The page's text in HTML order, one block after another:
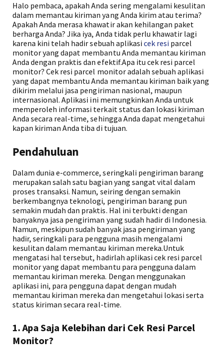
Halo pembaca, apakah Anda sering mengalami kesulitan
dalam memantau kiriman yang Anda kirim atau terima?
Apakah Anda merasa khawatir akan kehilangan paket
berharga Anda? Jika iya, Anda tidak perlu khawatir lagi
karena kini telah hadir sebuah aplikasi cek resi parcel
monitor yang dapat membantu Anda memantau kiriman
Anda dengan praktis dan efektif.Apa itu cek resi parcel
monitor? Cek resi parcel monitor adalah sebuah aplikasi
yang dapat membantu Anda memantau kiriman baik yang
dikirim melalui jasa pengiriman nasional, maupun
internasional. Aplikasi ini memungkinkan Anda untuk
memperoleh informasi terkait status dan lokasi kiriman
Anda secara real-time, sehingga Anda dapat mengetahui
kapan kiriman Anda tiba di tujuan.
Pendahuluan
Dalam dunia e-commerce, seringkali pengiriman barang
merupakan salah satu bagian yang sangat vital dalam
proses transaksi. Namun, seiring dengan semakin
berkembangnya teknologi, pengiriman barang pun
semakin mudah dan praktis. Hal ini terbukti dengan
banyaknya jasa pengiriman yang sudah hadir di Indonesia.
Namun, meskipun sudah banyak jasa pengiriman yang
hadir, seringkali para pengguna masih mengalami
kesulitan dalam memantau kiriman mereka.Untuk
mengatasi hal tersebut, hadirlah aplikasi cek resi parcel
monitor yang dapat membantu para pengguna dalam
memantau kiriman mereka. Dengan menggunakan
aplikasi ini, para pengguna dapat dengan mudah
memantau kiriman mereka dan mengetahui lokasi serta
status kiriman secara real-time.
1. Apa Saja Kelebihan dari Cek Resi Parcel
Monitor?